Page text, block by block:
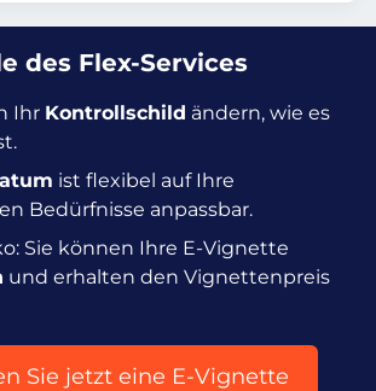
des Flex-Services
Ihr Kontrollschild ändern, wie es
ist flexibel auf Ihre
Bedürfnisse anpassbar.
Sie können Ihre E-Vignette
und erhalten den Vignettenpreis
Sie jetzt eine E-Vignette